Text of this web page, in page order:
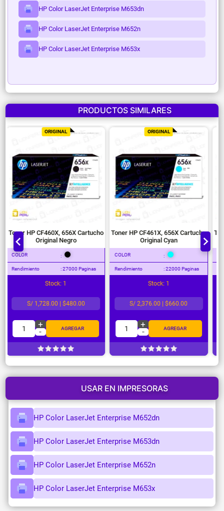
HP Color LaserJet Enterprise M653dn
HP Color LaserJet Enterprise M652n
HP Color LaserJet Enterprise M653x
PRODUCTOS SIMILARES
ORIGINAL
Toner HP CF460X, 656X Cartucho
Original Negro
COLOR :
Rendimiento : 27000 Paginas
Stock: 1
S/ 1,728.00 | $480.00
+ AGREGAR
ORIGINAL
Toner HP CF461X, 656X Cartucho
Original Cyan
COLOR :
Rendimiento : 22000 Paginas
Stock: 1
S/ 2,376.00 | $660.00
+ AGREGAR
USAR EN IMPRESORAS
HP Color LaserJet Enterprise M652dn
HP Color LaserJet Enterprise M653dn
HP Color LaserJet Enterprise M652n
HP Color LaserJet Enterprise M653x